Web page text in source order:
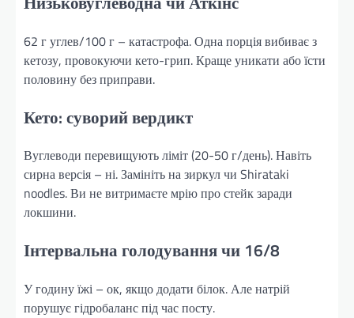
62 г углев/100 г – катастрофа. Одна порція вибиває з
кетозу, провокуючи кето-грип. Краще уникати або їсти
половину без приправи.
Кето: суворий вердикт
Вуглеводи перевищують ліміт (20-50 г/день). Навіть
сирна версія – ні. Замініть на зиркул чи Shirataki
noodles. Ви не витримаєте мрію про стейк заради
локшини.
Інтервальна голодування чи 16/8
У годину їжі – ок, якщо додати білок. Але натрій
порушує гідробаланс під час посту.